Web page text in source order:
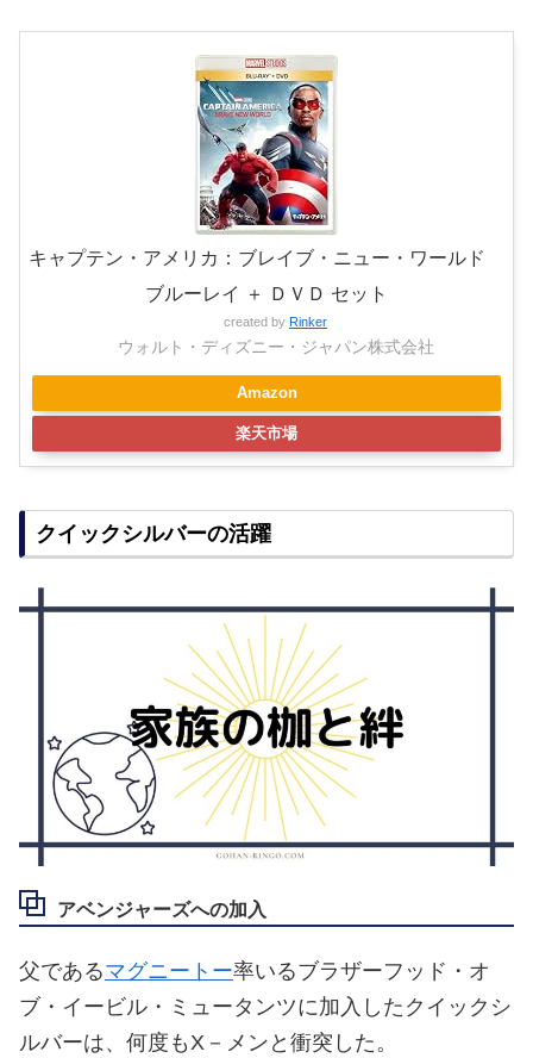
キャプテン・アメリカ：ブレイブ・ニュー・ワールド
ブルーレイ ＋ ＤＶＤ セット
created by Rinker
ウォルト・ディズニー・ジャパン株式会社
Amazon
楽天市場
クイックシルバーの活躍
アベンジャーズへの加入
父であるマグニートー率いるブラザーフッド・オ
ブ・イービル・ミュータンツに加入したクイックシ
ルバーは、何度もX－メンと衝突した。